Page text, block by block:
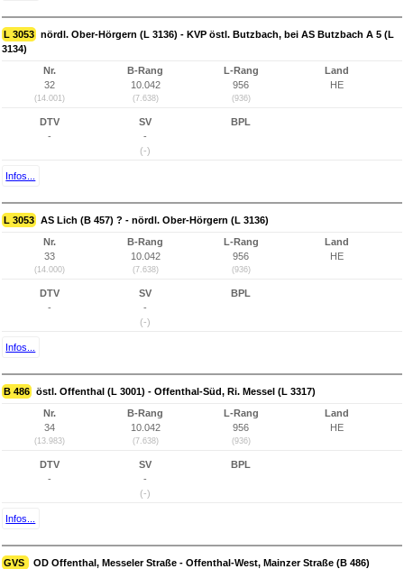
L 3053 nördl. Ober-Hörgern (L 3136) - KVP östl. Butzbach, bei AS Butzbach A 5 (L
3134)
Nr.
32
(14.001)
B-Rang
10.042
(7.638)
L-Rang
956
(936)
Land
HE
DTV
-
SV
-
(-)
BPL
Infos...
L 3053 AS Lich (B 457) ? - nördl. Ober-Hörgern (L 3136)
Nr.
33
(14.000)
B-Rang
10.042
(7.638)
L-Rang
956
(936)
Land
HE
DTV
-
SV
-
(-)
BPL
Infos...
B 486 östl. Offenthal (L 3001) - Offenthal-Süd, Ri. Messel (L 3317)
Nr.
34
(13.983)
B-Rang
10.042
(7.638)
L-Rang
956
(936)
Land
HE
DTV
-
SV
-
(-)
BPL
Infos...
GVS OD Offenthal, Messeler Straße - Offenthal-West, Mainzer Straße (B 486)